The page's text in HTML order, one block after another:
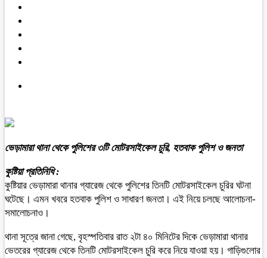
ভেড়ামারা থানা থেকে পুলিশের ৩টি মোটরসাইকেল চুরি, হতবাক পুলিশ ও জনতা
কুষ্টিয়া প্রতিনিধি :
কুষ্টিয়ার ভেড়ামারা থানার গ্যারেজ থেকে পুলিশের তিনটি মোটরসাইকেল চুরির ঘটনা
ঘটেছে। এমন খবরে হতবাক পুলিশ ও সাধারণ জনতা। এই নিয়ে চলছে আলোচনা-
সমালোচনাও।
থানা সূত্রে জানা গেছে, বৃহস্পতিবার রাত ২টা ৪০ মিনিটের দিকে ভেড়ামারা থানার
ভেতরের গ্যারেজ থেকে তিনটি মোটরসাইকেল চুরি করে নিয়ে যাওয়া হয়। গাড়িগুলোর